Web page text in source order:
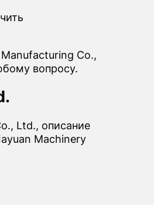
Co.,
вопросу.
Ltd., описание
Machinery